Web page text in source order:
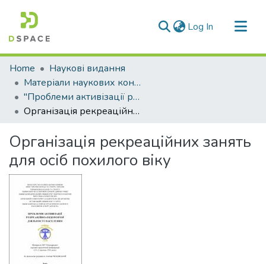
Log In (current)
Communities & Collections
All of DSpace
Statistics
Home
Наукові видання
Матеріали наукових конференцій
"Проблеми активізації рекреаційно-оздоровчої діяльності населення"
Організація рекреаційних занять для осіб похилого віку
Організація рекреаційних занять
для осіб похилого віку